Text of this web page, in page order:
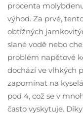
procenta
výhod. Za prvé,
obtížných
slané vodě nebo
problém napěťové
dochází ve vlhkých
zapomínat na
pod 4, což se v
často vyskytuje.